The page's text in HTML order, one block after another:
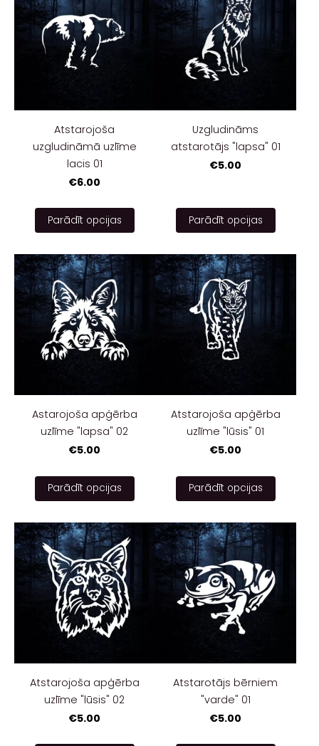
Atstarojoša
uzgludināmā uzlīme
lacis 01
€6.00
Parādīt opcijas
Uzgludināms
atstarotājs "lapsa" 01
€5.00
Parādīt opcijas
Astarojoša apģērba
uzlīme "lapsa" 02
€5.00
Parādīt opcijas
Atstarojoša apģērba
uzlīme "lūsis" 01
€5.00
Parādīt opcijas
Atstarojoša apģērba
uzlīme "lūsis" 02
€5.00
Atstarotājs bērniem
"varde" 01
€5.00